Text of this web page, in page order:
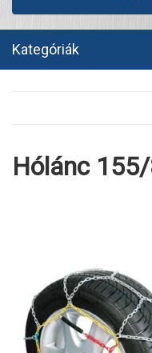
Kategóriák
Hólánc